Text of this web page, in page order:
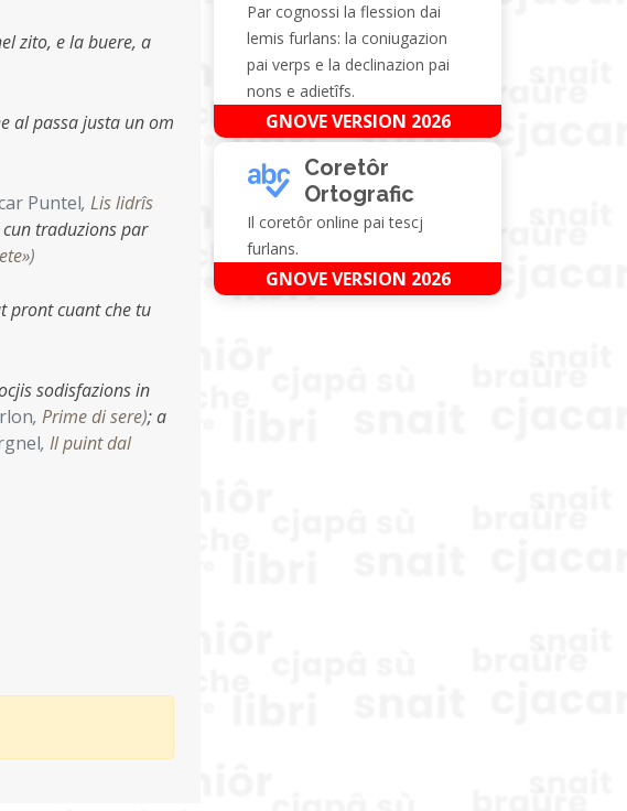
zito, e la buere, a
al passa justa un om
Puntel, Lis lidrîs
traduzions par
)
pront cuant che tu
sodisfazions in
, Prime di sere);a
, Il puint dal
Par cognossi la flession dai
lemis furlans: la coniugazion
pai verps e la declinazion pai
nons e adietîfs.
GNOVE VERSION 2026
Coretôr
Ortografic
Il coretôr online pai tescj
furlans.
GNOVE VERSION 2026